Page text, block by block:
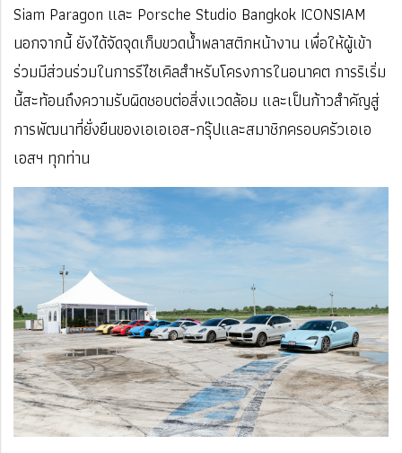
Siam Paragon และ Porsche Studio Bangkok ICONSIAM
นอกจากนี้ ยังได้จัดจุดเก็บขวดน้ำพลาสติกหน้างาน เพื่อให้ผู้เข้า
ร่วมมีส่วนร่วมในการรีไซเคิลสำหรับโครงการในอนาคต การริเริ่ม
นี้สะท้อนถึงความรับผิดชอบต่อสิ่งแวดล้อม และเป็นก้าวสำคัญสู่
การพัฒนาที่ยั่งยืนของเอเอเอส-กรุ๊ปและสมาชิกครอบครัวเอเอ
เอสฯ ทุกท่าน